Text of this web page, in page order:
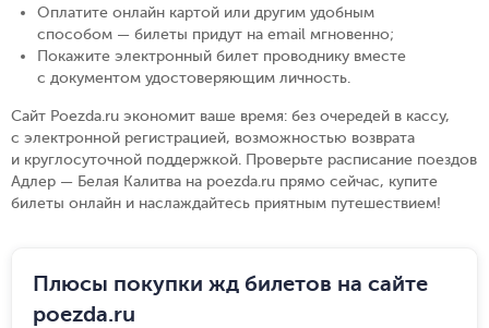
Оплатите онлайн картой или другим удобным
способом — билеты придут на email мгновенно;
Покажите электронный билет проводнику вместе
с документом удостоверяющим личность.
Сайт Poezda.ru экономит ваше время: без очередей в кассу,
с электронной регистрацией, возможностью возврата
и круглосуточной поддержкой. Проверьте расписание поездов
Адлер — Белая Калитва на poezda.ru прямо сейчас, купите
билеты онлайн и наслаждайтесь приятным путешествием!
Плюсы покупки жд билетов на сайте
poezda.ru